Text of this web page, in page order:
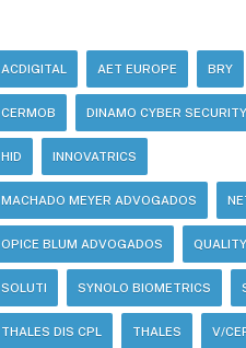
ACDIGITAL AET EUROPE BRY
CERMOB DINAMO CYBER
HID INNOVATRICS
MACHADO MEYER ADVOGADOS
OPICE BLUM ADVOGADOS
SOLUTI SYNOLO BIOMETRICS
THALES DIS CPL THALES V/